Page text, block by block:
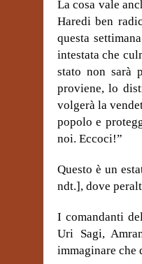
La cosa vale
Haredi ben
questa
intestata che
stato non sarà
proviene, lo
volgerà la
popolo e
noi. Eccoci!”
Questo è un
ndt.], dove
I comandanti
Uri Sagi,
immaginare che